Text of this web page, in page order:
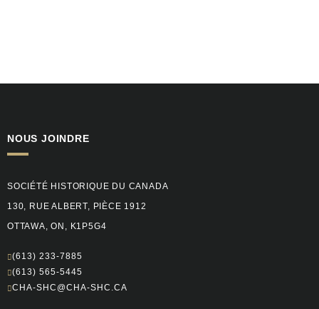
NOUS JOINDRE
SOCIÉTÉ HISTORIQUE DU CANADA
130, RUE ALBERT, PIÈCE 1912
OTTAWA, ON, K1P5G4
(613) 233-7885
(613) 565-5445
CHA-SHC@CHA-SHC.CA